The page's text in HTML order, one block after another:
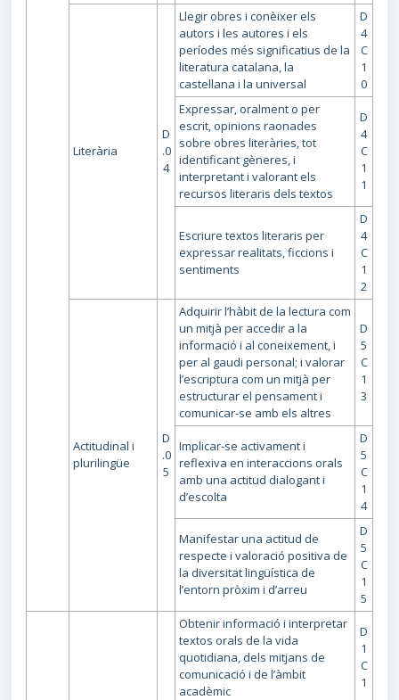
Literària
D
.0
4
Llegir obres i conèixer els
autors i les autores i els
períodes més significatius de la
literatura catalana, la
castellana i la universal
D
4
C
1
0
Expressar, oralment o per
escrit, opinions raonades
sobre obres literàries, tot
identificant gèneres, i
interpretant i valorant els
recursos literaris dels textos
D
4
C
1
1
Escriure textos literaris per
expressar realitats, ficcions i
sentiments
D
4
C
1
2
Actitudinal i
plurilingüe
D
.0
5
Adquirir l’hàbit de la lectura com
un mitjà per accedir a la
informació i al coneixement, i
per al gaudi personal; i valorar
l’escriptura com un mitjà per
estructurar el pensament i
comunicar-se amb els altres
D
5
C
1
3
Implicar-se activament i
reflexiva en interaccions orals
amb una actitud dialogant i
d’escolta
D
5
C
1
4
Manifestar una actitud de
respecte i valoració positiva de
la diversitat lingüística de
l’entorn pròxim i d’arreu
D
5
C
1
5
Obtenir informació i interpretar
textos orals de la vida
quotidiana, dels mitjans de
comunicació i de l’àmbit
acadèmic
D
1
C
1